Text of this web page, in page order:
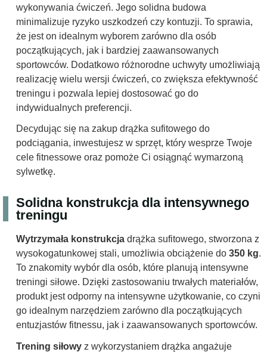
wykonywania ćwiczeń. Jego solidna budowa
minimalizuje ryzyko uszkodzeń czy kontuzji. To sprawia,
że jest on idealnym wyborem zarówno dla osób
początkujących, jak i bardziej zaawansowanych
sportowców. Dodatkowo różnorodne uchwyty umożliwiają
realizację wielu wersji ćwiczeń, co zwiększa efektywność
treningu i pozwala lepiej dostosować go do
indywidualnych preferencji.
Decydując się na zakup drążka sufitowego do
podciągania, inwestujesz w sprzęt, który wesprze Twoje
cele fitnessowe oraz pomoże Ci osiągnąć wymarzoną
sylwetkę.
Solidna konstrukcja dla intensywnego
treningu
Wytrzymała konstrukcja drążka sufitowego, stworzona z
wysokogatunkowej stali, umożliwia obciążenie do 350 kg.
To znakomity wybór dla osób, które planują intensywne
treningi siłowe. Dzięki zastosowaniu trwałych materiałów,
produkt jest odporny na intensywne użytkowanie, co czyni
go idealnym narzędziem zarówno dla początkujących
entuzjastów fitnessu, jak i zaawansowanych sportowców.
Trening siłowy z wykorzystaniem drążka angażuje